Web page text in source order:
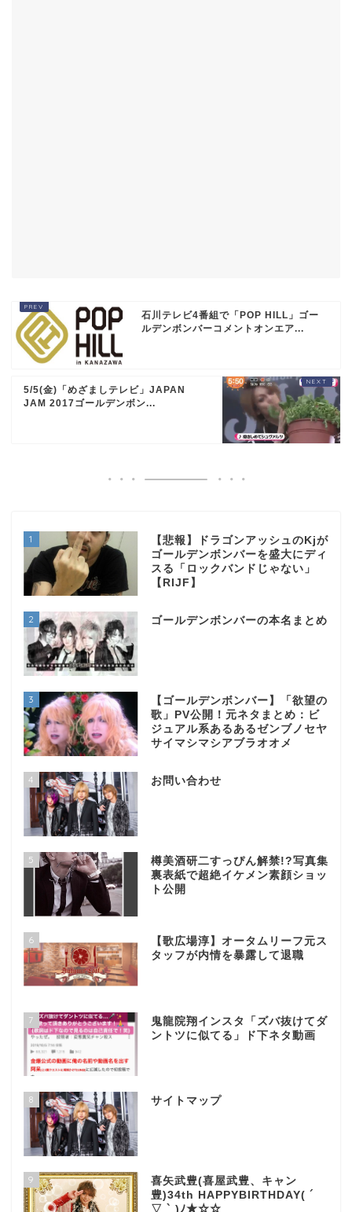
石川テレビ4番組で「POP HILL」ゴー
ルデンボンバーコメントオンエア...
5/5(金)「めざましテレビ」JAPAN
JAM 2017ゴールデンボン...
1
【悲報】ドラゴンアッシュのKjが
ゴールデンボンバーを盛大にディ
スる「ロックバンドじゃない」
【RIJF】
2 ゴールデンボンバーの本名まとめ
3
【ゴールデンボンバー】「欲望の
歌」PV公開！元ネタまとめ：ビ
ジュアル系あるあるゼンブノセヤ
サイマシマシアブラオオメ
4 お問い合わせ
5
樽美酒研二すっぴん解禁!?写真集
裏表紙で超絶イケメン素顔ショッ
ト公開
6
【歌広場淳】オータムリーフ元ス
タッフが内情を暴露して退職
7
鬼龍院翔インスタ「ズバ抜けてダ
ントツに似てる」ド下ネタ動画
8 サイトマップ
9
喜矢武豊(喜屋武豊、キャン
豊)34th HAPPYBIRTHDAY( ´
▽ ` )ﾉ★☆☆